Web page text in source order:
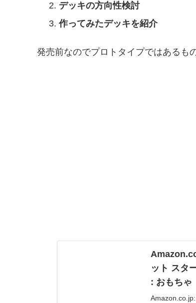
デッキの方向性検討
作ってみたデッキを紹介
発売前なのでプロトタイプではあるも
ット スタ
: おもちゃ